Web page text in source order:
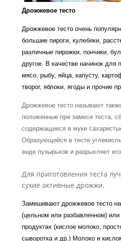
Дрожжевое тесто
Дрожжевое тесто очень
большие пироги, кулебяки,
различные пирожки, пончики,
другое. В качестве начинок для
мясо, рыбу, яйца, капусту,
творог, яблоки, ягоды и прочие
Дрожжевое тесто называют
положенные при замесе теста,
содержащиеся в муке
Образующийся в тесте
виде пузырьков и разрыхляет
Для приготовления теста
сухие активные дрожжи.
Замешивают дрожжевое тесто
(цельном или разбавленном)
продуктах (кислое молоко,
сыворотка и др.) Молоко и